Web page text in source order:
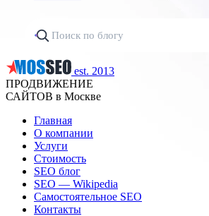
est. 2013
ПРОДВИЖЕНИЕ
САЙТОВ в Москве
Главная
О компании
Услуги
Стоимость
SEO блог
SEO — Wikipedia
Самостоятельное SEO
Контакты